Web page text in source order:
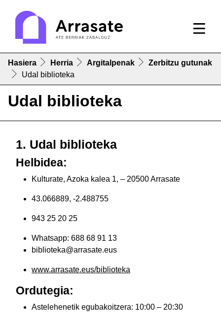
Hasiera Herria Argitalpenak
Zerbitzu gutunak
Udal biblioteka
Udal biblioteka
1. Udal biblioteka
Helbidea:
Kulturate, Azoka kalea 1, – 20500 Arrasate
43.066889, -2.488755
943 25 20 25
Whatsapp: 688 68 91 13
biblioteka@arrasate.eus
www.arrasate.eus/biblioteka
Ordutegia:
Astelehenetik egubakoitzera: 10:00 – 20:30